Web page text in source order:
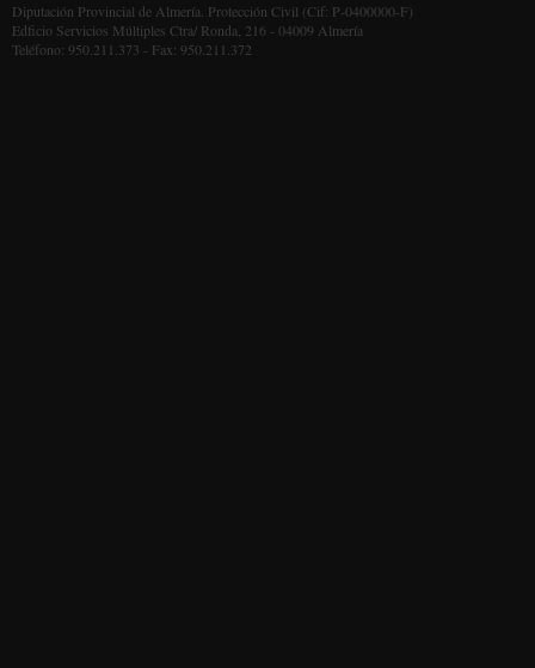
Diputación Provincial de Almería. Protección Civil (Cif: P-0400000-F)
Edficio Servicios Múltiples Ctra/ Ronda, 216 - 04009 Almería
Teléfono: 950.211.373 - Fax: 950.211.372